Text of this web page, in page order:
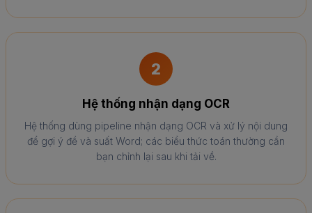
2
Hệ thống nhận dạng OCR
Hệ thống dùng pipeline nhận dạng OCR và xử lý nội dung
để gợi ý đề và suất Word; các biểu thức toán thường cần
bạn chỉnh lại sau khi tải về.